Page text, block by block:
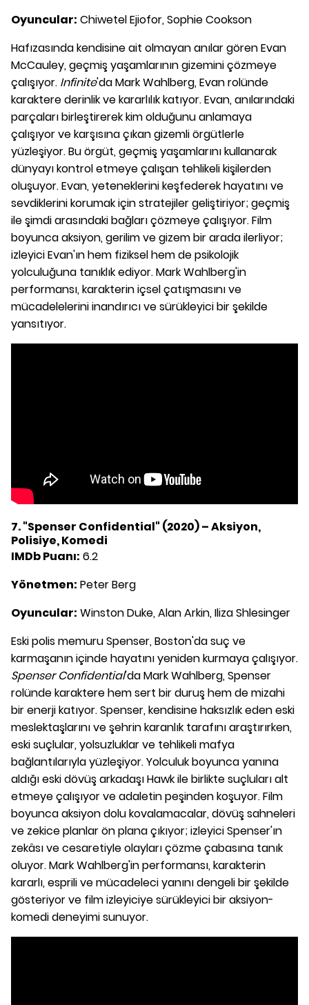
Oyuncular: Chiwetel Ejiofor, Sophie Cookson
Hafızasında kendisine ait olmayan anılar gören Evan
McCauley, geçmiş yaşamlarının gizemini çözmeye
çalışıyor. Infinite'da Mark Wahlberg, Evan rolünde
karaktere derinlik ve kararlılık katıyor. Evan, anılarındaki
parçaları birleştirerek kim olduğunu anlamaya
çalışıyor ve karşısına çıkan gizemli örgütlerle
yüzleşiyor. Bu örgüt, geçmiş yaşamlarını kullanarak
dünyayı kontrol etmeye çalışan tehlikeli kişilerden
oluşuyor. Evan, yeteneklerini keşfederek hayatını ve
sevdiklerini korumak için stratejiler geliştiriyor; geçmiş
ile şimdi arasındaki bağları çözmeye çalışıyor. Film
boyunca aksiyon, gerilim ve gizem bir arada ilerliyor;
izleyici Evan'ın hem fiziksel hem de psikolojik
yolculuğuna tanıklık ediyor. Mark Wahlberg'in
performansı, karakterin içsel çatışmasını ve
mücadelelerini inandırıcı ve sürükleyici bir şekilde
yansıtıyor.
7. "Spenser Confidential" (2020) – Aksiyon,
Polisiye, Komedi
IMDb Puanı: 6.2
Yönetmen: Peter Berg
Oyuncular: Winston Duke, Alan Arkin, Iliza Shlesinger
Eski polis memuru Spenser, Boston'da suç ve
karmaşanın içinde hayatını yeniden kurmaya çalışıyor.
Spenser Confidential'da Mark Wahlberg, Spenser
rolünde karaktere hem sert bir duruş hem de mizahi
bir enerji katıyor. Spenser, kendisine haksızlık eden eski
meslektaşlarını ve şehrin karanlık tarafını araştırırken,
eski suçlular, yolsuzluklar ve tehlikeli mafya
bağlantılarıyla yüzleşiyor. Yolculuk boyunca yanına
aldığı eski dövüş arkadaşı Hawk ile birlikte suçluları alt
etmeye çalışıyor ve adaletin peşinden koşuyor. Film
boyunca aksiyon dolu kovalamacalar, dövüş sahneleri
ve zekice planlar ön plana çıkıyor; izleyici Spenser'ın
zekâsı ve cesaretiyle olayları çözme çabasına tanık
oluyor. Mark Wahlberg'in performansı, karakterin
kararlı, esprili ve mücadeleci yanını dengeli bir şekilde
gösteriyor ve film izleyiciye sürükleyici bir aksiyon-
komedi deneyimi sunuyor.